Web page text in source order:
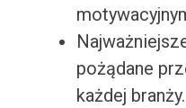
pożądane
każdej branży.